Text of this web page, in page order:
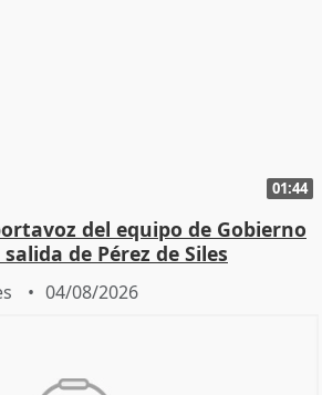
01:44
del equipo de Gobierno
de Pérez de Siles
04/08/2026